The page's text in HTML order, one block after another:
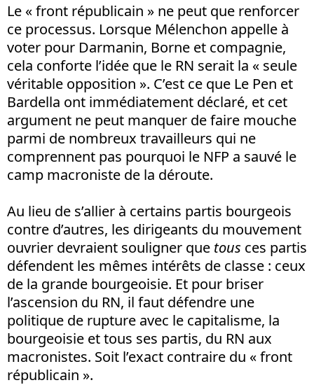
Le « front républicain » ne peut que renforcer
ce processus. Lorsque Mélenchon appelle à
voter pour Darmanin, Borne et compagnie,
cela conforte l’idée que le RN serait la « seule
véritable opposition ». C’est ce que Le Pen et
Bardella ont immédiatement déclaré, et cet
argument ne peut manquer de faire mouche
parmi de nombreux travailleurs qui ne
comprennent pas pourquoi le NFP a sauvé le
camp macroniste de la déroute.
Au lieu de s’allier à certains partis bourgeois
contre d’autres, les dirigeants du mouvement
ouvrier devraient souligner que tous ces partis
défendent les mêmes intérêts de classe : ceux
de la grande bourgeoisie. Et pour briser
l’ascension du RN, il faut défendre une
politique de rupture avec le capitalisme, la
bourgeoisie et tous ses partis, du RN aux
macronistes. Soit l’exact contraire du « front
républicain ».